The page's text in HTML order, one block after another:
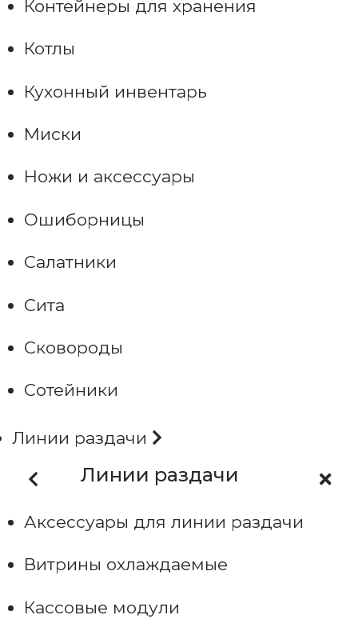
Контейнеры для хранения
Котлы
Кухонный инвентарь
Миски
Ножи и аксессуары
Ошиборницы
Салатники
Сита
Сковороды
Сотейники
Линии раздачи
Линии раздачи
Аксессуары для линии раздачи
Витрины охлаждаемые
Кассовые модули